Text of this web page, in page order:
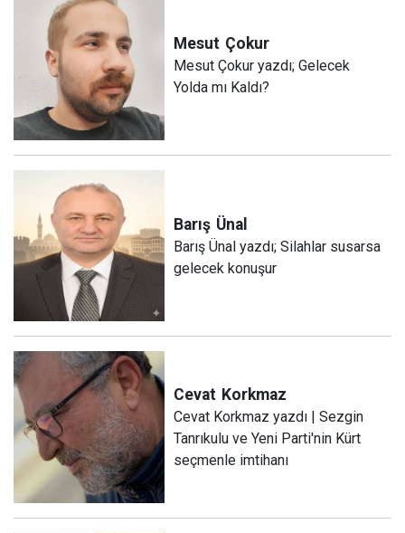
Mesut Çokur
Mesut Çokur yazdı; Gelecek
Yolda mı Kaldı?
Barış Ünal
Barış Ünal yazdı; Silahlar susarsa
gelecek konuşur
Cevat Korkmaz
Cevat Korkmaz yazdı | Sezgin
Tanrıkulu ve Yeni Parti'nin Kürt
seçmenle imtihanı